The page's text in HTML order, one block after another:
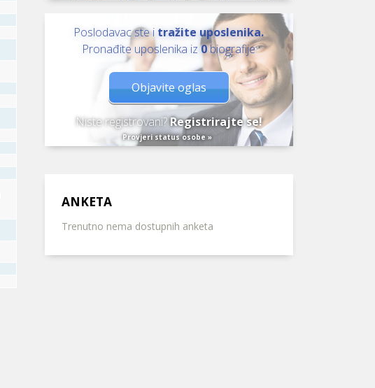
Poslodavac ste i tražite uposlenika.
Pronađite uposlenika iz0biografije
Objavite oglas
Niste registrovani?Registrirajte se!
Provjeri status osobe »
ANKETA
Trenutno nema dostupnih anketa